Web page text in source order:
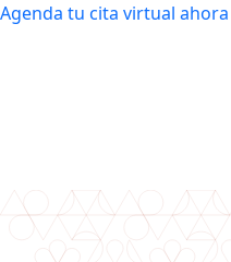
Agenda tu cita virtual